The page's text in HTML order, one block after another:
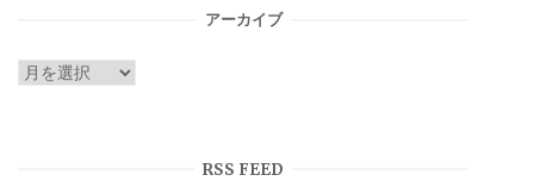
アーカイブ
ア
RSS FEED